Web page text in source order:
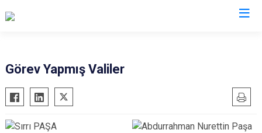
Görev Yapmış Valiler